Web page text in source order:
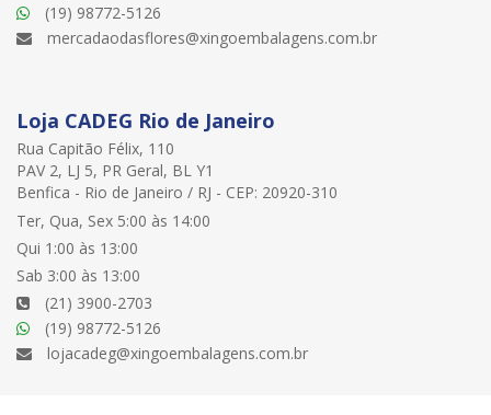
(19) 98772-5126
mercadaodasflores@xingoembalagens.com.br
Loja CADEG Rio de Janeiro
Rua Capitão Félix, 110
PAV 2, LJ 5, PR Geral, BL Y1
Benfica - Rio de Janeiro / RJ - CEP: 20920-310
Ter, Qua, Sex 5:00 às 14:00
Qui 1:00 às 13:00
Sab 3:00 às 13:00
(21) 3900-2703
(19) 98772-5126
lojacadeg@xingoembalagens.com.br